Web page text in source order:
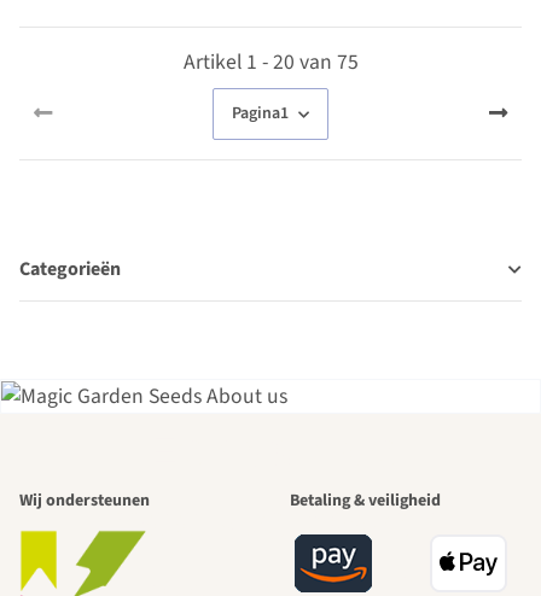
Artikel 1 - 20 van 75
Pagina1
Categorieën
mooiste paden
Wij ondersteunen Betaling & veiligheid